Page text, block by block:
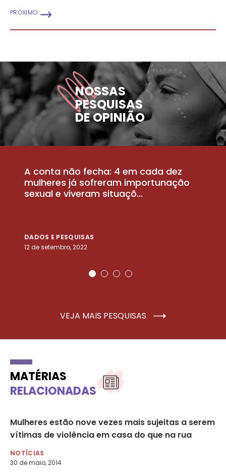
PRÓXIMO
NOSSAS
PESQUISAS
DE OPINIÃO
A conta não fecha: 4 em cada dez
mulheres já sofreram importunação
sexual e viveram situaçõ...
DADOS E PESQUISAS
12 de setembro, 2022
VEJA MAIS PESQUISAS
MATÉRIAS
RELACIONADAS
Mulheres estão nove vezes mais sujeitas a serem
vítimas de violência em casa do que na rua
NOTÍCIAS
30 de maio, 2014